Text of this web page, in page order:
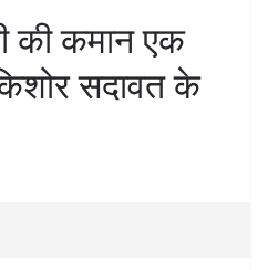
की कमान एक
सदावत के